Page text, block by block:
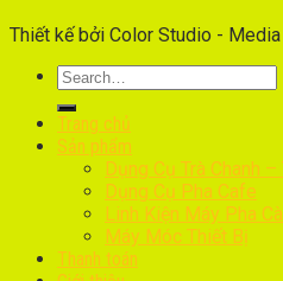
Thiết kế bởi Color Studio - Media
Trang chủ
Sản phẩm
Dụng Cụ Trà Chanh –
Dụng Cụ Pha Cafe
Linh Kiện Máy Pha
Máy Móc Thiết Bị
Thanh toán